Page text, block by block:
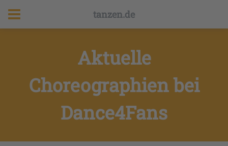
tanzen.de
Aktuelle
Choreographien bei
Dance4Fans